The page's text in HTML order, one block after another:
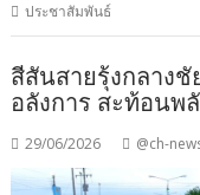
ประชาสัมพันธ์
สีสันสายรุ้งกลาง
อลังการ สะท้อนพ
29/06/2026 @ch-